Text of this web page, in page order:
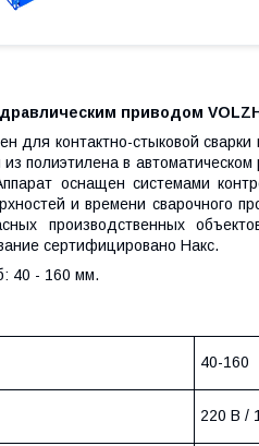
приводом
для контактно-стыковой
полиэтилена в
оснащен системами
и времени сварочного
производственных
сертифицировано Накс.
40 - 160 мм.
40-160
220 В /